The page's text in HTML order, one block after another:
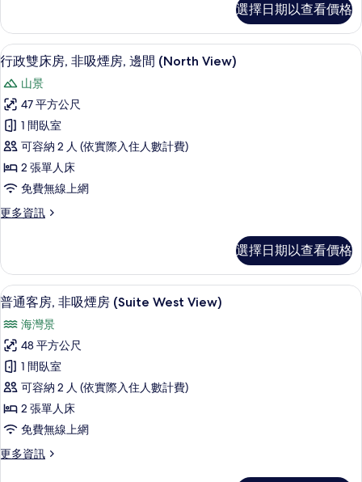
房,
邊
間
(South
View)
的
所
有
相
片
雙
床
房,
非
吸
煙
房,
邊
間
(South
View)
的
情
選擇日期以查看價格
顯
示
行
政
雙
床
房,
非
吸
房,
邊
間
(North
View)
的
所
有
相
片
書桌、遮光布/窗簾、免費無線上網、
10
行政雙床房, 非吸煙房, 邊間 (North View)
山景
47 平方公尺
1 間臥室
可容納 2 人 (依實際入住人數計費)
2 張單人床
免費無線上網
更多資訊
更
雙
床
房,
非
吸
煙
房,
邊
間
(North
View)
的
情
選擇日期以查看價格
顯
示
普
通
客
房,
非
吸
煙
書桌、遮光布/窗簾、免費無線上網、
10
普通客房, 非吸煙房 (Suite West View)
海灣景
48 平方公尺
1 間臥室
可容納 2 人 (依實際入住人數計費)
2 張單人床
免費無線上網
更多資訊
更